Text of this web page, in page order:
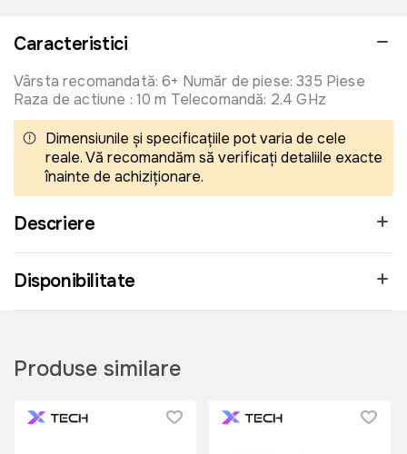
Caracteristici
Vârsta recomandată: 6+ Număr de piese: 335 Piese
Raza de actiune : 10 m Telecomandă: 2.4 GHz
Dimensiunile și specificațiile pot varia de cele
reale. Vă recomandăm să verificați detaliile exacte
înainte de achiziționare.
Descriere
Disponibilitate
Produse similare